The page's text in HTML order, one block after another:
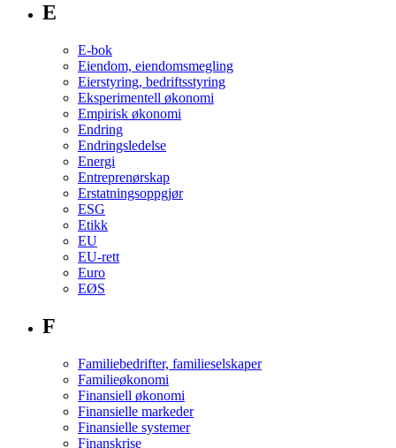
E
E-bok
Eiendom, eiendomsmegling
Eierstyring, bedriftsstyring
Eksperimentell økonomi
Empirisk økonomi
Endring
Endringsledelse
Energi
Entreprenørskap
Erstatningsoppgjør
ESG
Etikk
EU
EU-rett
Euro
EØS
F
Familiebedrifter, familieselskaper
Familieøkonomi
Finansiell økonomi
Finansielle markeder
Finansielle systemer
Finanskrise